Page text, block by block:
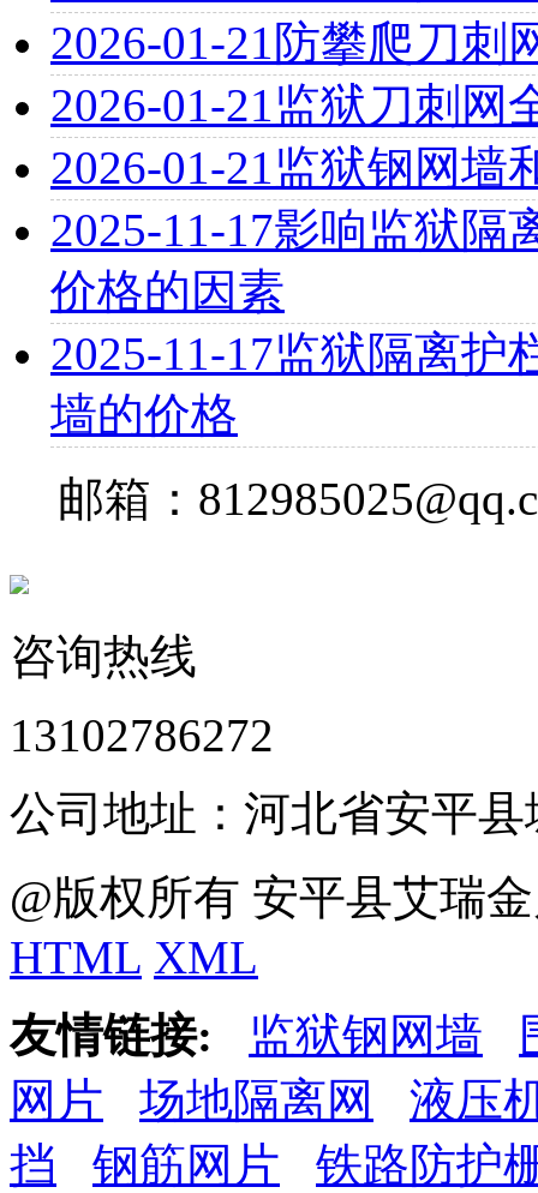
2026-01-21 防攀爬刀刺
2026-01-21监狱刀刺网
2026-01-21监狱钢网墙
2025-11-17影响监狱隔
价格的因素
2025-11-17监狱隔离护
墙的价格
邮箱：
咨询热线
13102786272
公司地址：河北省安平
@版权所有 安平县艾瑞
HTML XML
友情链接:
监狱钢网墙
网片
场地隔离网
液压
挡
钢筋网片
铁路防护